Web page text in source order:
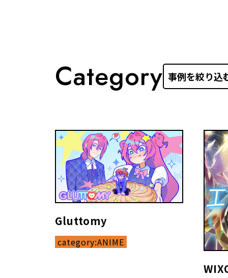
Category
Gluttomy
category:ANIME